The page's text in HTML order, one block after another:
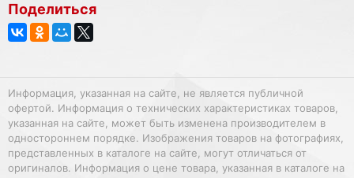
Поделиться
Информация, указанная на сайте, не является публичной
офертой. Информация о технических характеристиках товаров,
указанная на сайте, может быть изменена производителем в
одностороннем порядке. Изображения товаров на фотографиях,
представленных в каталоге на сайте, могут отличаться от
оригиналов. Информация о цене товара, указанная в каталоге на